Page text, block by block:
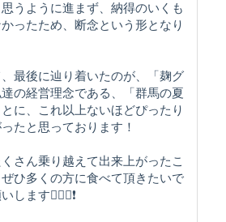
うように進まず、納得のいくも
ったため、断念という形となり
最後に辿り着いたのが、「麹グ
の経営理念である、「群馬の夏
に、これ以上ないほどぴったり
たと思っております！
さん乗り越えて出来上がったこ
ひ多くの方に食べて頂きたいで
ます🙇🏻‍♀️❗️